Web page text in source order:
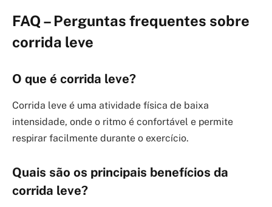
FAQ – Perguntas frequentes sobre
corrida leve
O que é corrida leve?
Corrida leve é uma atividade física de baixa
intensidade, onde o ritmo é confortável e permite
respirar facilmente durante o exercício.
Quais são os principais benefícios da
corrida leve?